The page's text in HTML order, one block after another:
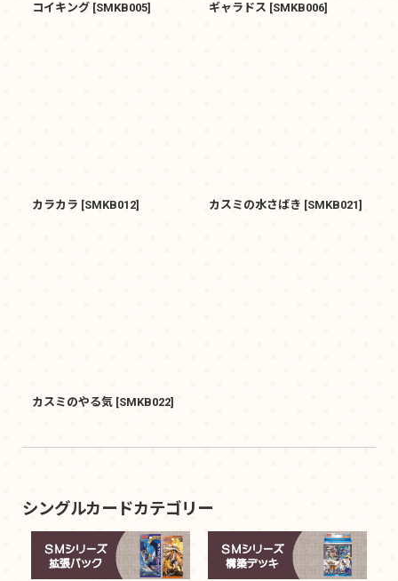
コイキング [SMKB005] ギャラドス [SMKB006]
カラカラ [SMKB012] カスミの水さばき [SMKB021]
カスミのやる気 [SMKB022]
シングルカードカテゴリー